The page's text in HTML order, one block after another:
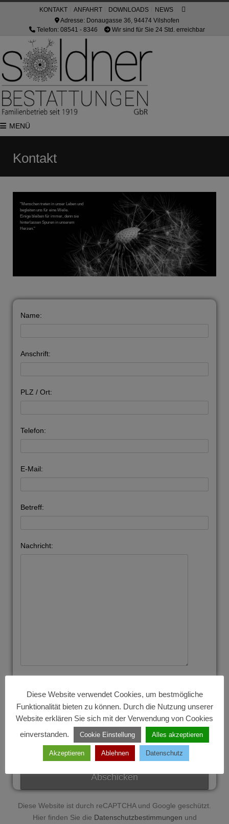
KONTAKT ANFAHRT DOWNLOADS
NEWS
Adresse: Donaugasse 36, 94474 Vilshofen
Telefon: 08541 - 8346
Wir sind für Sie 24 Std. erreichbar
MENÜ
Kontakt
"Menschen treten in unser Leben und
begleiten uns für eine Weile.
Einige bleiben für immer, denn sie
hinterlassen Spuren in unserem
Herzen."
Name:
Anschrift:
PLZ / Ort:
Telefon:
E-Mail:
Betreff:
Nachricht:
Bitte beweise, dass du kein Spambot bist und wähle
das Symbol
Flugzeug.
Diese Website ist durch reCAPTCHA und Google geschützt.
Hier finden Sie die Datenschutzbestimmungen und
Diese Website verwendet Cookies, um bestmögliche
Funktionalität bieten zu können. Durch die Nutzung unserer
Website erklären Sie sich mit der Verwendung von Cookies
einverstanden.
Cookie Einstellung Alles akzeptieren
Akzeptieren Ablehnen Datenschutz